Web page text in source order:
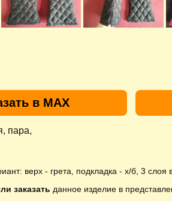
в MAX
пара,
верх - грета, подкладка - х/б, 3 слоя
заказать данное изделие в